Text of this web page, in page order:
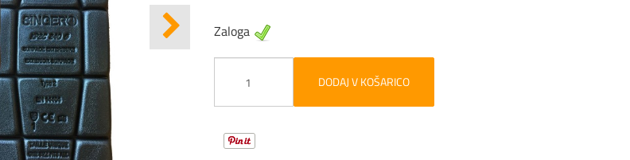
Zaloga
DODAJ V KOŠARICO